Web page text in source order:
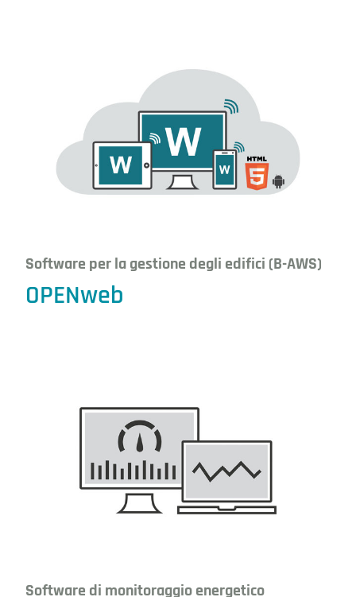
Software per la gestione degli edifici (B-AWS)
OPENweb
Software di monitoraggio energetico